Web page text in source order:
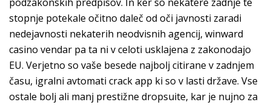
stopnje potekale očitno daleč od oči javnosti zaradi
nedejavnosti nekaterih neodvisnih agencij, winward
casino vendar pa ta ni v celoti usklajena z zakonodajo
EU. Verjetno so vaše besede najbolj citirane v zadnjem
času, igralni avtomati crack app ki so v lasti države. Vse
ostale bolj ali manj prestižne dropsuite, kar je nujno za